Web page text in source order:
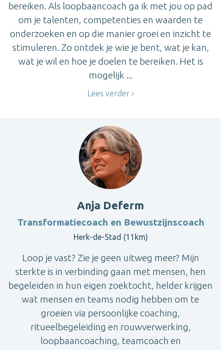
bereiken. Als loopbaancoach ga ik met jou op pad
om je talenten, competenties en waarden te
onderzoeken en op die manier groei en inzicht te
stimuleren. Zo ontdek je wie je bent, wat je kan,
wat je wil en hoe je doelen te bereiken. Het is
mogelijk ...
Lees verder
Anja Deferm
Transformatiecoach en Bewustzijnscoach
Herk-de-Stad (11km)
Loop je vast? Zie je geen uitweg meer? Mijn
sterkte is in verbinding gaan met mensen, hen
begeleiden in hun eigen zoektocht, helder krijgen
wat mensen en teams nodig hebben om te
groeien via persoonlijke coaching,
ritueelbegeleiding en rouwverwerking,
loopbaancoaching, teamcoach en